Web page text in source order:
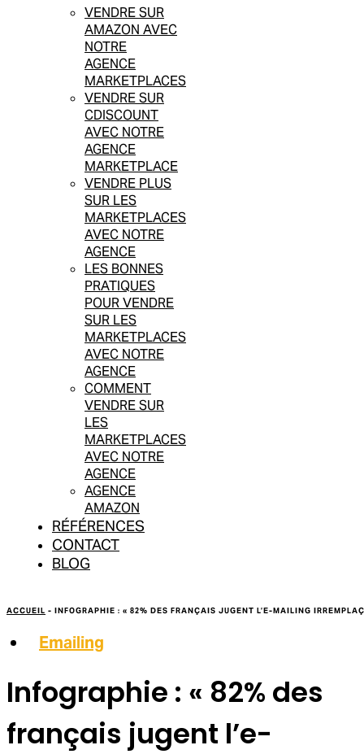
VENDRE SUR
AMAZON AVEC
NOTRE
AGENCE
MARKETPLACES
VENDRE SUR
CDISCOUNT
AVEC NOTRE
AGENCE
MARKETPLACE
VENDRE PLUS
SUR LES
MARKETPLACES
AVEC NOTRE
AGENCE
LES BONNES
PRATIQUES
POUR VENDRE
SUR LES
MARKETPLACES
AVEC NOTRE
AGENCE
COMMENT
VENDRE SUR
LES
MARKETPLACES
AVEC NOTRE
AGENCE
AGENCE
AMAZON
RÉFÉRENCES
CONTACT
BLOG
ACCUEIL - INFOGRAPHIE : « 82% DES FRANÇAIS JUGENT L’E-MAILING
Emailing
Infographie : « 82% des
français jugent l’e-